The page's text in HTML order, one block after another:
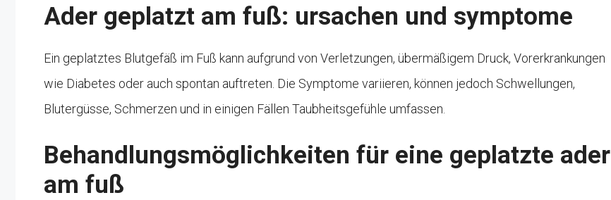
Ader geplatzt am fuß: ursachen und symptome
Ein geplatztes Blutgefäß im Fuß kann aufgrund von Verletzungen, übermäßigem Druck, Vorerkrankungen
wie Diabetes oder auch spontan auftreten. Die Symptome variieren, können jedoch Schwellungen,
Blutergüsse, Schmerzen und in einigen Fällen Taubheitsgefühle umfassen.
Behandlungsmöglichkeiten für eine geplatzte ader
am fuß